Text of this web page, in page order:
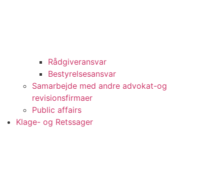
Rådgiveransvar
Bestyrelsesansvar
Samarbejde med andre advokat-og
revisionsfirmaer
Public affairs
Klage- og Retssager